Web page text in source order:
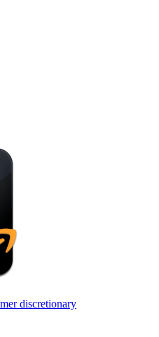
discretionary